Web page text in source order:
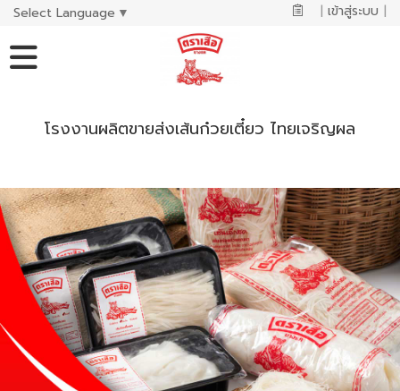
Select Language ▼ | เข้าสู่ระบบ |
โรงงานผลิตขายส่งเส้นก๋วยเตี๋ยว ไทยเจริญผล